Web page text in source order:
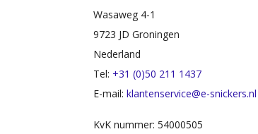
Wasaweg 4-1
9723 JD Groningen
Nederland
Tel: +31 (0)50 211 1437
E-mail: klantenservice@e-snickers.nl
KvK nummer: 54000505